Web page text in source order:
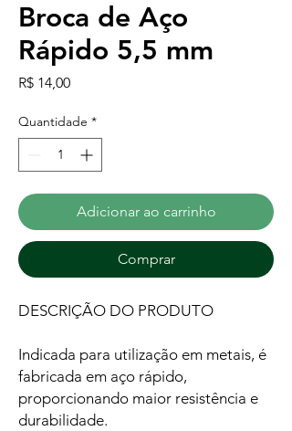
Broca de Aço
Rápido 5,5 mm
R$ 14,00Preço
Quantidade *
Adicionar ao carrinho
Comprar
DESCRIÇÃO DO PRODUTO
Indicada para utilização em metais, é
fabricada em aço rápido,
proporcionando maior resistência e
durabilidade.